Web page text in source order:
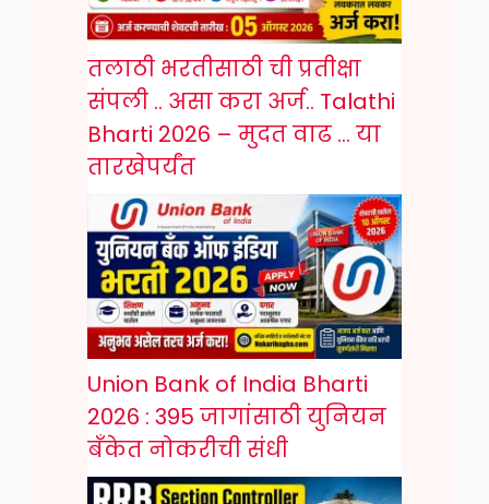
तलाठी भरतीसाठी ची प्रतीक्षा
संपली .. असा करा अर्ज.. Talathi
Bharti 2026 – मुदत वाढ … या
तारखेपर्यंत
Union Bank of India Bharti
2026 : 395 जागांसाठी युनियन
बँकेत नोकरीची संधी